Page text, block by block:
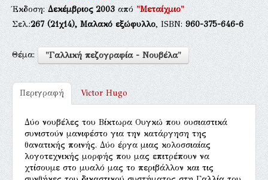
Έκδοση:Δεκέμβριος 2003από"Μεταίχμιο"
Σελ.:267(21χ14), Μαλακό εξώφυλλο, ISBN:960-375-646-6
Θέμα: "Γαλλική πεζογραφία - Νουβέλα"
Περιγραφή Victor Hugo
Δύο νουβέλες του Βίκτωρα Ουγκώ που ουσιαστικά
συνιστούν μανιφέστο για την κατάργηση της
θανατικής ποινής. Δύο έργα μιας κολοσσιαίας
λογοτεχνικής μορφής που μας επιτρέπουν να
χτίσουμε στο μυαλό μας το περιβάλλον και τις